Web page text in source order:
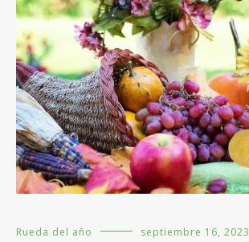
Rueda del año septiembre 16, 2023